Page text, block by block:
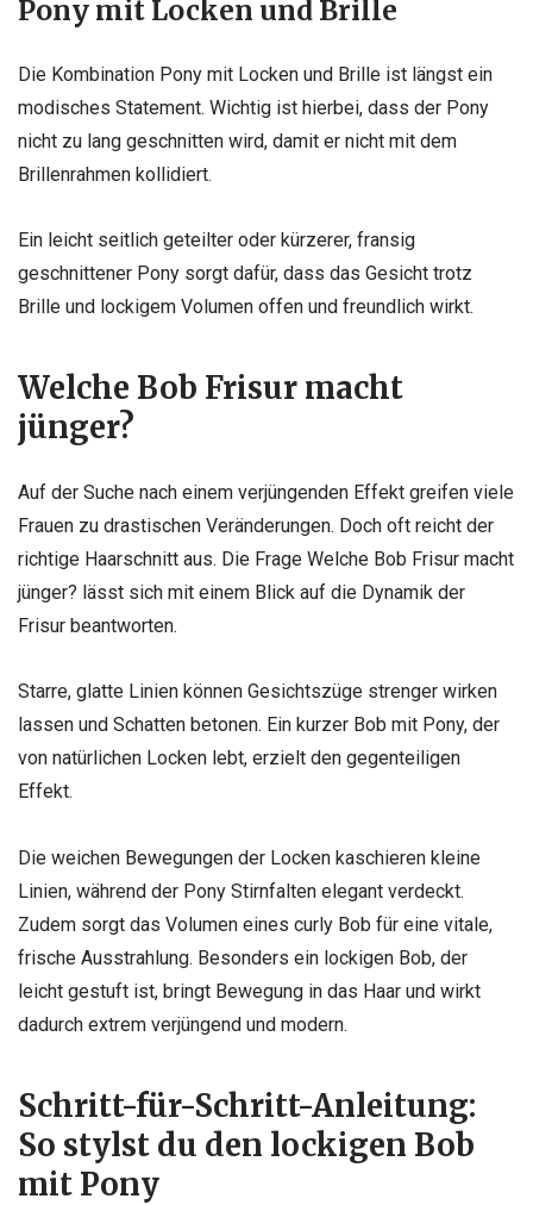
Pony mit Locken und Brille
Die Kombination Pony mit Locken und Brille ist längst ein
modisches Statement. Wichtig ist hierbei, dass der Pony
nicht zu lang geschnitten wird, damit er nicht mit dem
Brillenrahmen kollidiert.
Ein leicht seitlich geteilter oder kürzerer, fransig
geschnittener Pony sorgt dafür, dass das Gesicht trotz
Brille und lockigem Volumen offen und freundlich wirkt.
Welche Bob Frisur macht
jünger?
Auf der Suche nach einem verjüngenden Effekt greifen viele
Frauen zu drastischen Veränderungen. Doch oft reicht der
richtige Haarschnitt aus. Die Frage Welche Bob Frisur macht
jünger? lässt sich mit einem Blick auf die Dynamik der
Frisur beantworten.
Starre, glatte Linien können Gesichtszüge strenger wirken
lassen und Schatten betonen. Ein kurzer Bob mit Pony, der
von natürlichen Locken lebt, erzielt den gegenteiligen
Effekt.
Die weichen Bewegungen der Locken kaschieren kleine
Linien, während der Pony Stirnfalten elegant verdeckt.
Zudem sorgt das Volumen eines curly Bob für eine vitale,
frische Ausstrahlung. Besonders ein lockigen Bob, der
leicht gestuft ist, bringt Bewegung in das Haar und wirkt
dadurch extrem verjüngend und modern.
Schritt-für-Schritt-Anleitung:
So stylst du den lockigen Bob
mit Pony